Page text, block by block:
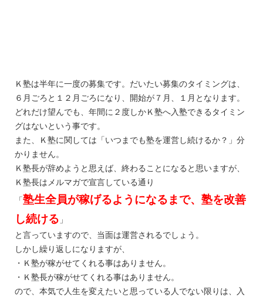
Ｋ塾は半年に一度の募集です。だいたい募集のタイミングは、
６月ごろと１２月ごろになり、開始が７月、１月となります。
どれだけ望んでも、年間に２度しかＫ塾へ入塾できるタイミン
グはないという事です。
また、Ｋ塾に関しては「いつまでも塾を運営し続けるか？」分
かりません。
Ｋ塾長が辞めようと思えば、終わることになると思いますが、
Ｋ塾長はメルマガで宣言している通り
「塾生全員が稼げるようになるまで、塾を改善
し続ける 」
と言っていますので、当面は運営されるでしょう。
しかし繰り返しになりますが、
・Ｋ塾が稼がせてくれる事はありません。
・Ｋ塾長が稼がせてくれる事はありません。
ので、本気で人生を変えたいと思っている人でない限りは、入